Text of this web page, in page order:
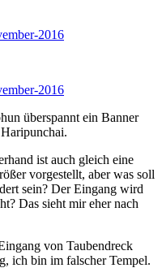
überspannt ein Banner
ist auch gleich eine
vorgestellt, aber was soll
sein? Der Eingang wird
Das sieht mir eher nach
von Taubendreck
ich bin im falscher Tempel.